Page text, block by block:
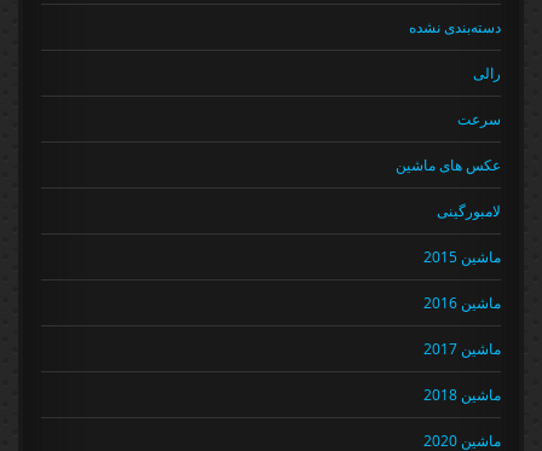
دسته‌بندی نشده
رالی
سرعت
عکس های ماشین
لامبورگینی
ماشین 2015
ماشین 2016
ماشین 2017
ماشین 2018
ماشین 2020